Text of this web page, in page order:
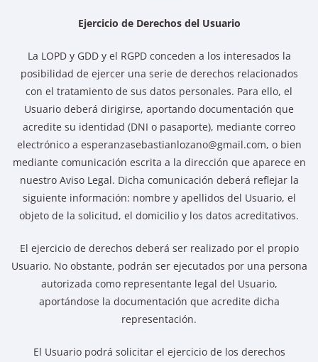
Ejercicio de Derechos del Usuario
La LOPD y GDD y el RGPD conceden a los interesados la
posibilidad de ejercer una serie de derechos relacionados
con el tratamiento de sus datos personales. Para ello, el
Usuario deberá dirigirse, aportando documentación que
acredite su identidad (DNI o pasaporte), mediante correo
electrónico a esperanzasebastianlozano@gmail.com, o bien
mediante comunicación escrita a la dirección que aparece en
nuestro Aviso Legal. Dicha comunicación deberá reflejar la
siguiente información: nombre y apellidos del Usuario, el
objeto de la solicitud, el domicilio y los datos acreditativos.
El ejercicio de derechos deberá ser realizado por el propio
Usuario. No obstante, podrán ser ejecutados por una persona
autorizada como representante legal del Usuario,
aportándose la documentación que acredite dicha
representación.
El Usuario podrá solicitar el ejercicio de los derechos